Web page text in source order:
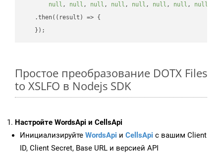
null , null , null , null , null , null , null , null
    .then(
( result ) => {
Простое преобразование DOTX Files
to XSLFO в Nodejs SDK
Настройте WordsApi и CellsApi
Инициализируйте WordsApi и CellsApi с вашим Client
ID, Client Secret, Base URL и версией API